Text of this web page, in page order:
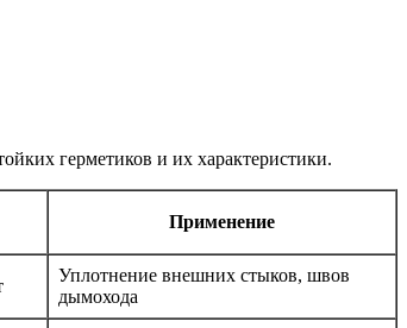
герметиков и их характеристики.
Применение
Уплотнение внешних стыков, швов
дымохода